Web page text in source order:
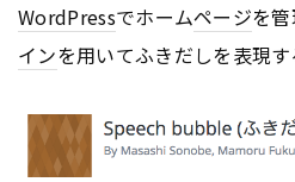
WordPressでホームページを管
インを用いてふきだしを表現す